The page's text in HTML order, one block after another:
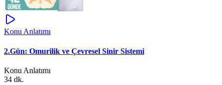
Konu Anlatımı
2.Gün: Omurilik ve Çevresel Sinir Sistemi
Konu Anlatımı
34 dk.